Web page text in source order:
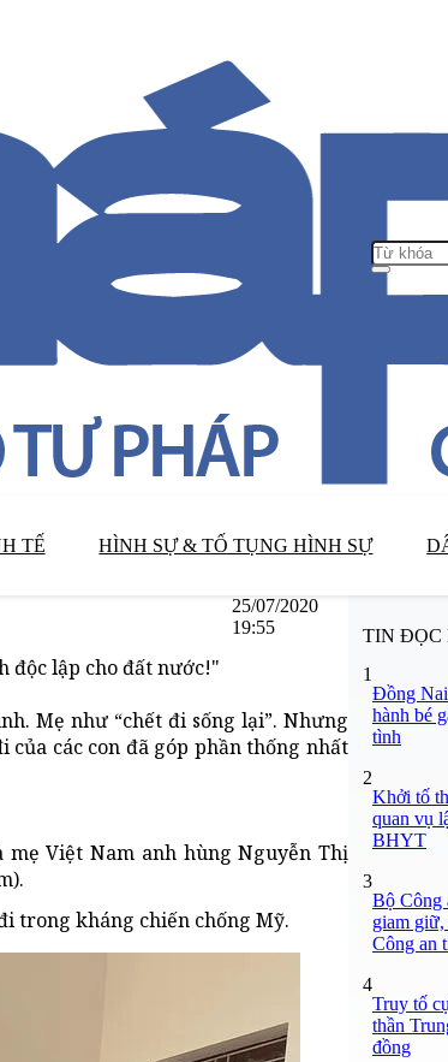
TẾ HÌNH SỰ & TỐ TỤNG HÌNH SỰ
25/07/2020
19:55
độc lập cho đất nước!"
Mẹ như “chết đi sống lại”. Nhưng
các con đã góp phần thống nhất
Việt Nam anh hùng Nguyễn Thị
trong kháng chiến chống Mỹ.
TIN ĐỌC
1
Đồng
hành bé
tình
2
Khởi tố
quan vụ
BHYT
3
Bộ Công
giam giữ,
Công an
4
Truy tố
thần
đồng